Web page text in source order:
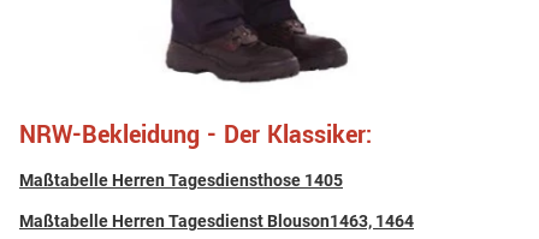
NRW-Bekleidung - Der Klassiker:
Maßtabelle Herren Tagesdiensthose 1405
Maßtabelle Herren Tagesdienst Blouson1463, 1464